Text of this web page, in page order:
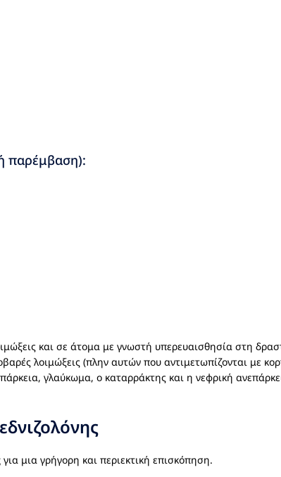
παρέμβαση):
και σε άτομα με γνωστή υπερευαισθησία στη
λοιμώξεις (πλην αυτών που αντιμετωπίζονται με
γλαύκωμα, ο καταρράκτης και η νεφρική
για μια γρήγορη και περιεκτική επισκόπηση.